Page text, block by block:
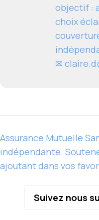
objectif :
choix
✉
Assurance Mutuelle
indépendante.
ajoutant dans vos
Suivez nous